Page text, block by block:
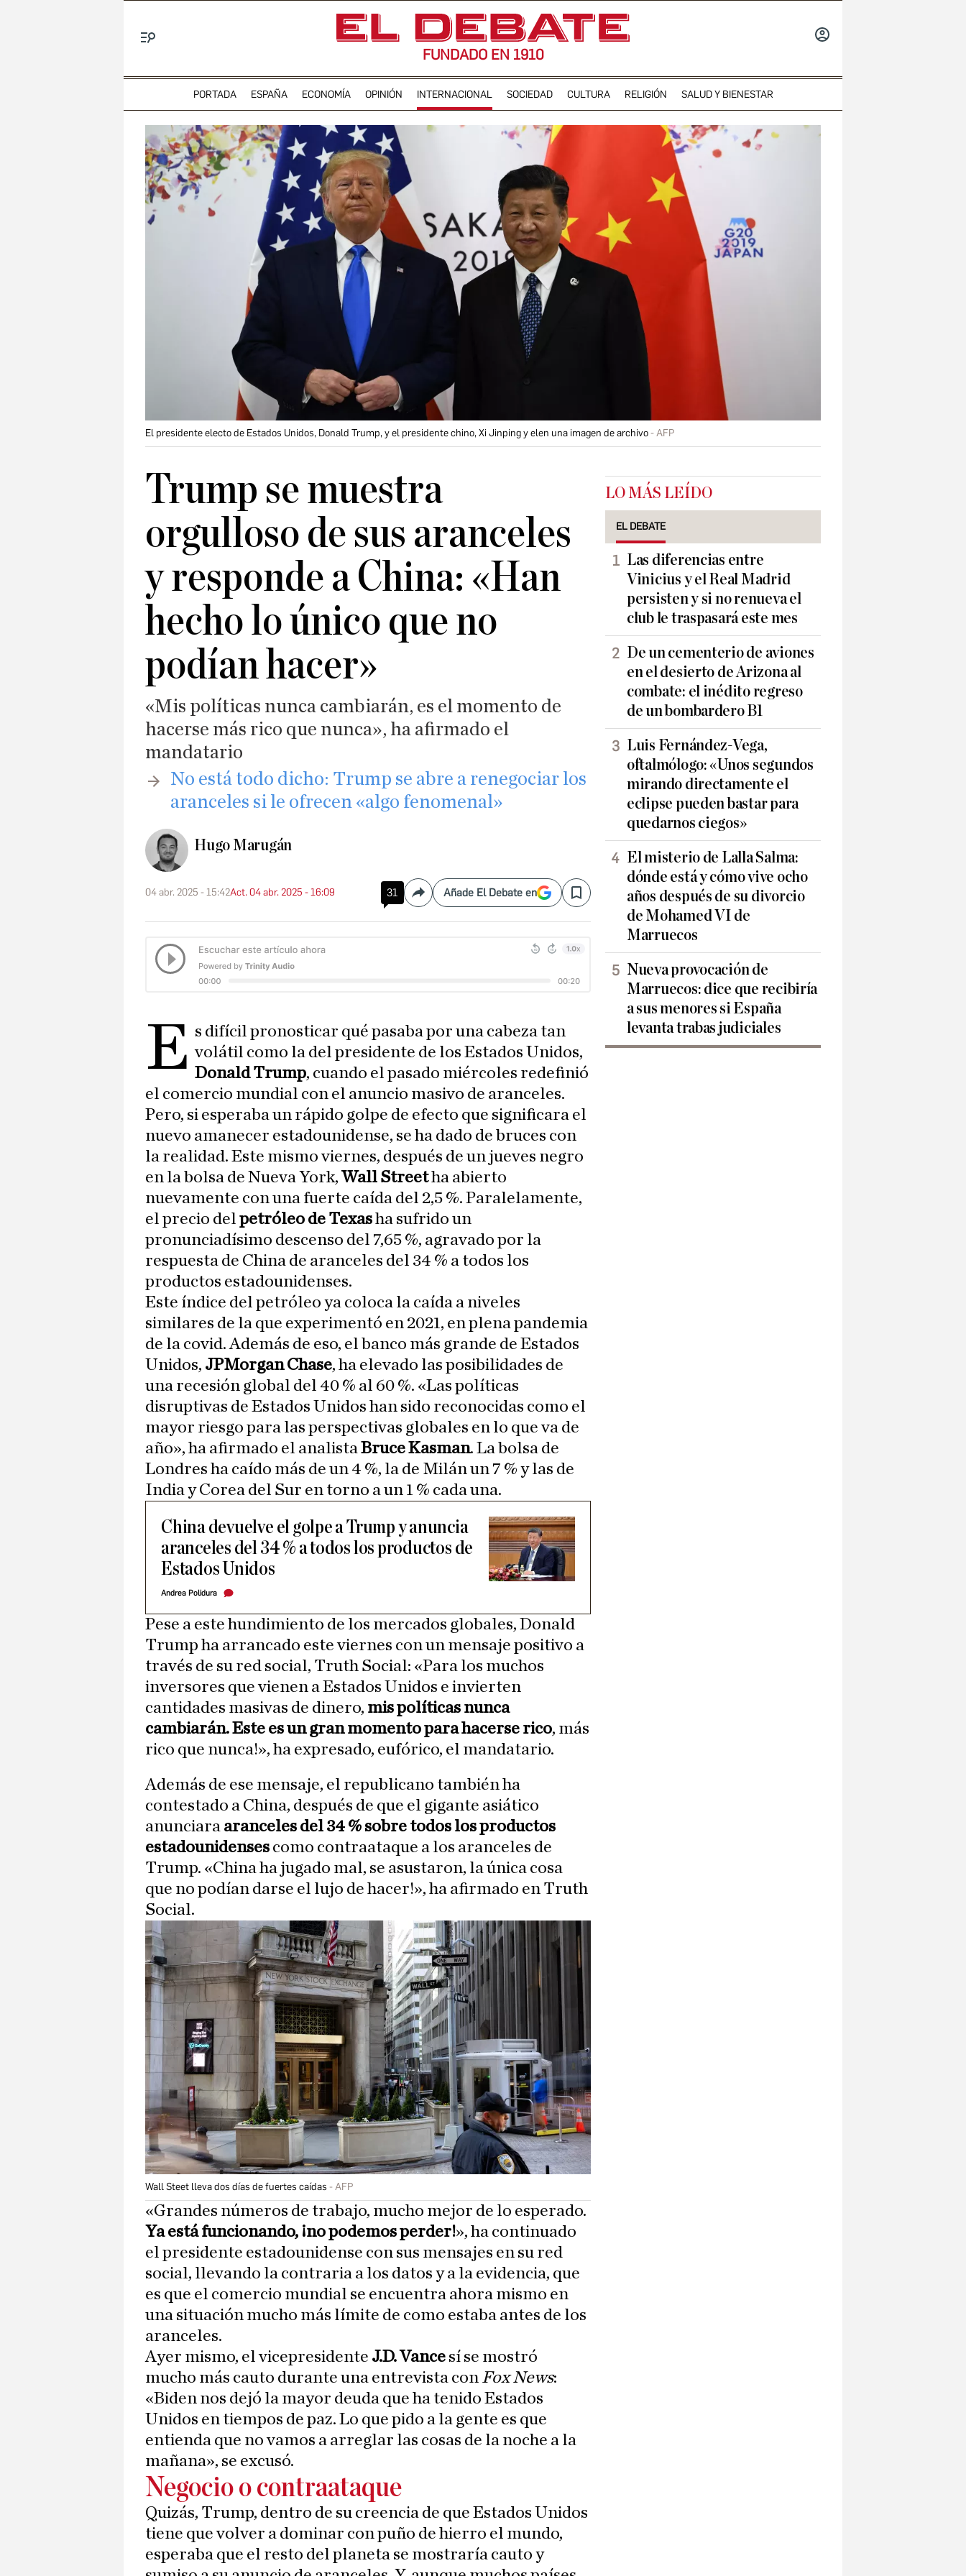
FUNDADO EN 1910
PORTADA ESPAÑA ECONOMÍA OPINIÓN INTERNACIONAL SOCIEDAD CULTURA RELIGIÓN SALUD Y BIENESTAR
El presidente electo de Estados Unidos, Donald Trump, y el presidente chino, Xi Jinping y elen una imagen de archivo AFP
Trump se muestra
orgulloso de sus aranceles
y responde a China: «Han
hecho lo único que no
podían hacer»
«Mis políticas nunca cambiarán, es el momento de
hacerse más rico que nunca», ha afirmado el
mandatario
​No está todo dicho: Trump se abre a renegociar los
aranceles si le ofrecen «algo fenomenal»
Hugo Marugán
04 abr. 2025 - 15:42Act. 04 abr. 2025 - 16:09 31 CompartirAñade El Debate en Save
E s difícil pronosticar qué pasaba por una cabeza tan
volátil como la del presidente de los Estados Unidos,
Donald Trump, cuando el pasado miércoles redefinió
el comercio mundial con el anuncio masivo de aranceles.
Pero, si esperaba un rápido golpe de efecto que significara el
nuevo amanecer estadounidense, se ha dado de bruces con
la realidad. Este mismo viernes, después de un jueves negro
en la bolsa de Nueva York, Wall Streetha abierto
nuevamente con una fuerte caída del 2,5 %. Paralelamente,
el precio del petróleo de Texasha sufrido un
pronunciadísimo descenso del 7,65 %, agravado por la
respuesta de China de aranceles del 34 % a todos los
productos estadounidenses.
Este índice del petróleo ya coloca la caída a niveles
similares de la que experimentó en 2021, en plena pandemia
de la covid. Además de eso, el banco más grande de Estados
Unidos, JPMorgan Chase, ha elevado las posibilidades de
una recesión global del 40 % al 60 %. «Las políticas
disruptivas de Estados Unidos han sido reconocidas como el
mayor riesgo para las perspectivas globales en lo que va de
año», ha afirmado el analistaBruce Kasman. La bolsa de
Londres ha caído más de un 4 %, la de Milán un 7 % y las de
India y Corea del Sur en torno a un 1 % cada una.
China devuelve el golpe a Trump y anuncia
aranceles del 34 % a todos los productos de
Estados Unidos
Andrea Polidura
Pese a este hundimiento de los mercados globales, Donald
Trump ha arrancado este viernes con un mensaje positivo a
través de su red social, Truth Social: «Para los muchos
inversores que vienen a Estados Unidos e invierten
cantidades masivas de dinero, mis políticas nunca
cambiarán. Este es un gran momento para hacerse rico, más
rico que nunca!», ha expresado, eufórico, el mandatario.
Además de ese mensaje, el republicano también ha
contestado a China, después de que el gigante asiático
anunciara aranceles del 34 % sobre todos los productos
estadounidenses como contraataque a los aranceles de
Trump. «China ha jugado mal, se asustaron, la única cosa
que no podían darse el lujo de hacer!», ha afirmado en Truth
Social.
Wall Steet lleva dos días de fuertes caídas AFP
«Grandes números de trabajo, mucho mejor de lo esperado.
Ya está funcionando, ¡no podemos perder!», ha continuado
el presidente estadounidense con sus mensajes en su red
social, llevando la contraria a los datos y a la evidencia, que
es que el comercio mundial se encuentra ahora mismo en
una situación mucho más límite de como estaba antes de los
aranceles.
Ayer mismo, el vicepresidente J.D. Vance sí se mostró
mucho más cauto durante una entrevista con Fox News:
«Biden nos dejó la mayor deuda que ha tenido Estados
Unidos en tiempos de paz. Lo que pido a la gente es que
entienda que no vamos a arreglar las cosas de la noche a la
mañana», se excusó.
Negocio o contraataque
Quizás, Trump, dentro de su creencia de que Estados Unidos
tiene que volver a dominar con puño de hierro el mundo,
esperaba que el resto del planeta se mostraría cauto y
LO MÁS LEÍDO
EL DEBATE
Las diferencias entre
Vinicius y el Real Madrid
persisten y si no renueva el
club le traspasará este mes
De un cementerio de aviones
en el desierto de Arizona al
combate: el inédito regreso
de un bombardero B1
Luis Fernández-Vega,
oftalmólogo: «Unos segundos
mirando directamente el
eclipse pueden bastar para
quedarnos ciegos»
El misterio de Lalla Salma:
dónde está y cómo vive ocho
años después de su divorcio
de Mohamed VI de
Marruecos
Nueva provocación de
Marruecos: dice que recibiría
a sus menores si España
levanta trabas judiciales